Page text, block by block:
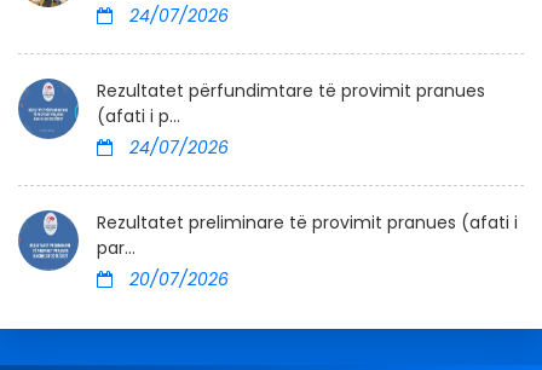
24/07/2026
Rezultatet përfundimtare të provimit pranues
(afati i p...
24/07/2026
Rezultatet preliminare të provimit pranues (afati i
par...
20/07/2026